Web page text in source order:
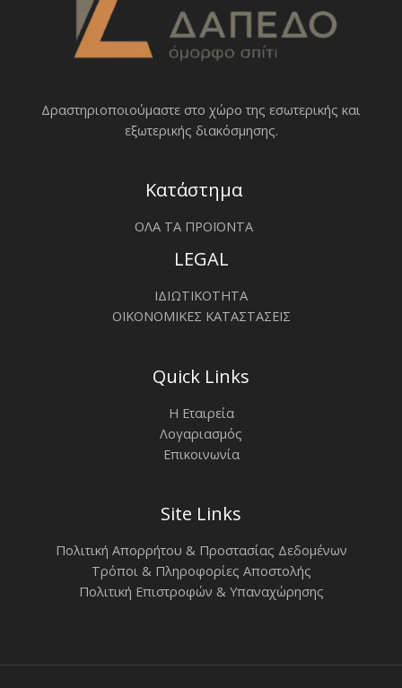
Δραστηριοποιoύμαστε στο χώρο της εσωτερικής και
εξωτερικής διακόσμησης.
Κατάστημα
ΟΛΑ ΤΑ ΠΡΟΪΟΝΤΑ
LEGAL
ΙΔΙΩΤΙΚΟΤΗΤΑ
ΟΙΚΟΝΟΜΙΚΕΣ ΚΑΤΑΣΤΑΣΕΙΣ
Quick Links
Η Εταιρεία
Λογαριασμός
Επικοινωνία
Site Links
Πολιτική Απορρήτου & Προστασίας Δεδομένων
Τρόποι & Πληροφορίες Αποστολής
Πολιτική Επιστροφών & Υπαναχώρησης